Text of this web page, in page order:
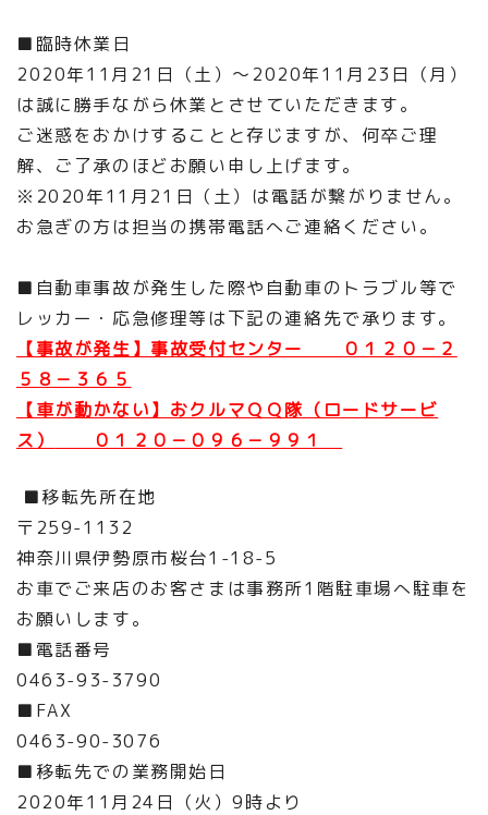
■臨時休業日
2020年11月21日（土）～2020年11月23日（月）
は誠に勝手ながら休業とさせていただきます。
ご迷惑をおかけすることと存じますが、何卒ご理
解、ご了承のほどお願い申し上げます。
※2020年11月21日（土）は電話が繋がりません。
お急ぎの方は担当の携帯電話へご連絡ください。
■自動車事故が発生した際や自動車のトラブル等で
レッカー・応急修理等は下記の連絡先で承ります。
【事故が発生】事故受付センター ０１２０－２
５８－３６５
【車が動かない】おクルマＱＱ隊（ロードサービ
ス）
０１２０－０９６－９９１
■移転先所在地
〒259-1132
神奈川県伊勢原市桜台1-18-5
お車でご来店のお客さまは事務所1階駐車場へ駐車を
お願いします。
■電話番号
0463-93-3790
■FAX
0463-90-3076
■移転先での業務開始日
2020年11月24日（火）9時より